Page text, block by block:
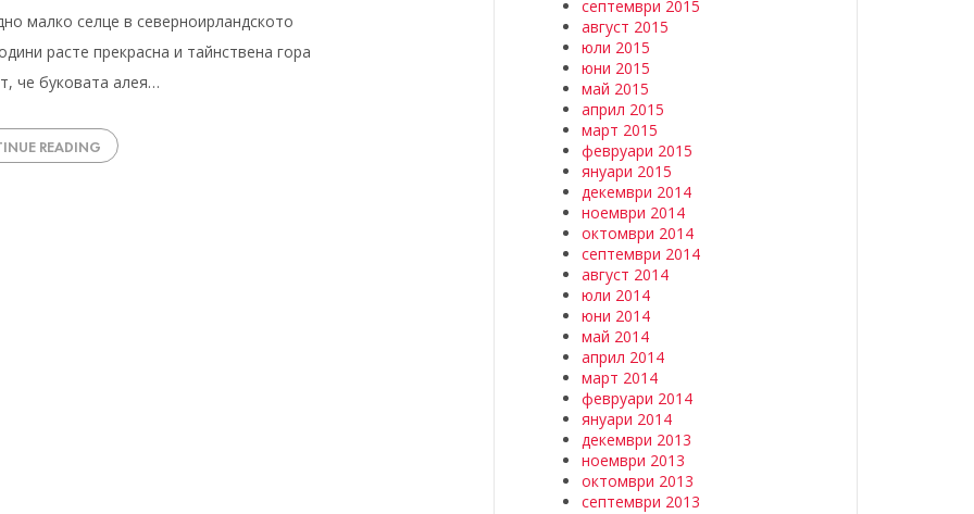
малко селце в северноирландското
расте прекрасна и тайнствена гора
че буковата алея…
READING
септември 2015
август 2015
юли 2015
юни 2015
май 2015
април 2015
март 2015
февруари 2015
януари 2015
декември 2014
ноември 2014
октомври 2014
септември 2014
август 2014
юли 2014
юни 2014
май 2014
април 2014
март 2014
февруари 2014
януари 2014
декември 2013
ноември 2013
октомври 2013
септември 2013